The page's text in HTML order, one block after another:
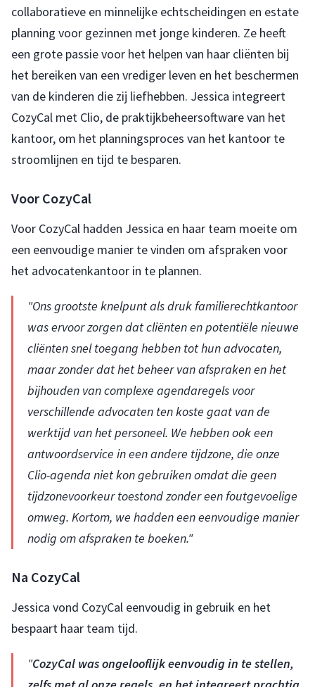
collaboratieve en minnelijke echtscheidingen en estate
planning voor gezinnen met jonge kinderen. Ze heeft
een grote passie voor het helpen van haar cliënten bij
het bereiken van een vrediger leven en het beschermen
van de kinderen die zij liefhebben. Jessica integreert
CozyCal met Clio, de praktijkbeheersoftware van het
kantoor, om het planningsproces van het kantoor te
stroomlijnen en tijd te besparen.
Voor CozyCal
Voor CozyCal hadden Jessica en haar team moeite om
een eenvoudige manier te vinden om afspraken voor
het advocatenkantoor in te plannen.
"Ons grootste knelpunt als druk familierechtkantoor
was ervoor zorgen dat cliënten en potentiële nieuwe
cliënten snel toegang hebben tot hun advocaten,
maar zonder dat het beheer van afspraken en het
bijhouden van complexe agendaregels voor
verschillende advocaten ten koste gaat van de
werktijd van het personeel. We hebben ook een
antwoordservice in een andere tijdzone, die onze
Clio-agenda niet kon gebruiken omdat die geen
tijdzonevoorkeur toestond zonder een foutgevoelige
omweg. Kortom, we hadden een eenvoudige manier
nodig om afspraken te boeken."
Na CozyCal
Jessica vond CozyCal eenvoudig in gebruik en het
bespaart haar team tijd.
"CozyCal was ongelooflijk eenvoudig in te stellen,